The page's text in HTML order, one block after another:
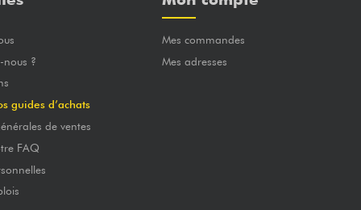
nous ?
guides d’achats
de ventes
FAQ
Mes commandes
Mes adresses